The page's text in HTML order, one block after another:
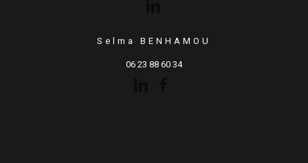
Selma BENHAMOU
06 23 88 60 34